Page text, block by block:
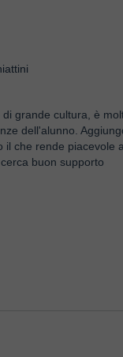
grande cultura, è
dell'alunno.
il che rende piacevole
buon supporto